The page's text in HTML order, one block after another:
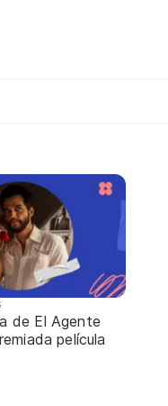
de El Agente
película